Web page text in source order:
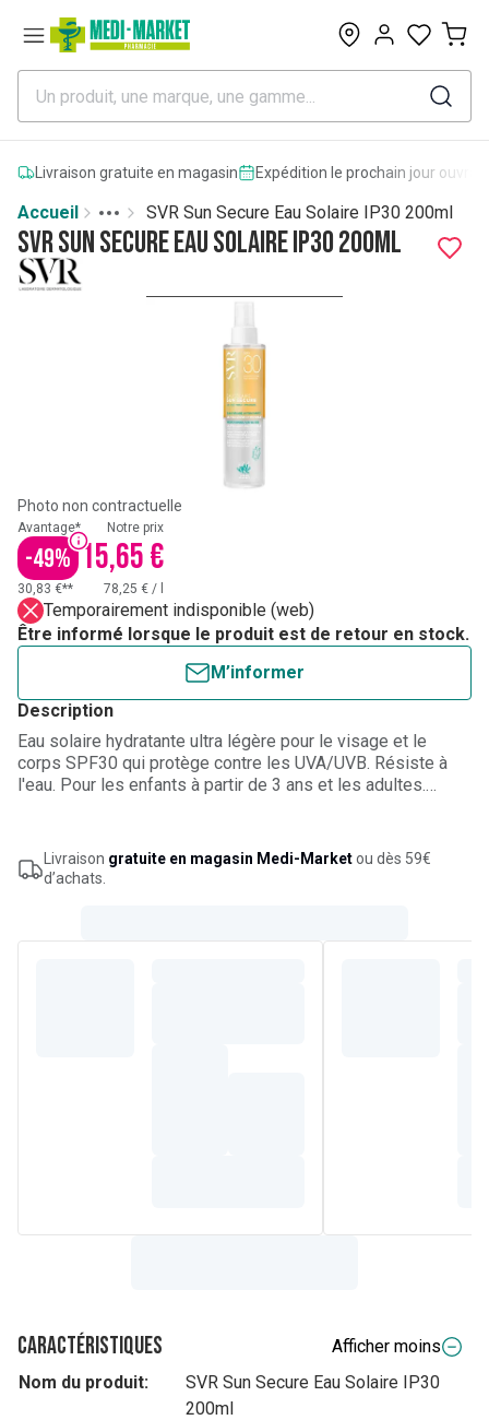
0
Livraison gratuite en magasin Expédition le prochain jour
Accueil
More
Toggle menu
SVR Sun Secure Eau Solaire IP30 200ml
SVR Sun Secure Eau Solaire IP30 200ml
Photo non contractuelle
Avantage*
-49%
Notre prix
15,65 €
30,83 €** 78,25 € /
Temporairement indisponible (web)
Être informé lorsque le produit est de retour en stock.
M’informer
Description
Eau solaire hydratante ultra légère pour le visage et le
corps SPF30 qui protège contre les UVA/UVB. Résiste à
l'eau. Pour les enfants à partir de 3 ans et les adultes.
Livraison gratuite en magasin Medi-Marketou dès 59€
d’achats.
Caractéristiques
Afficher moins
Nom du produit:
SVR Sun Secure Eau Solaire IP30
200ml